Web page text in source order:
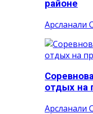
районе
Арсланали
отдых на
Арсланали